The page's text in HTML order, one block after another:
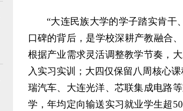
“大连民族大学的学子踏实肯干
口碑的背后，是学校深耕产教融合
根据产业需求灵活调整教学节奏，
入实习实训；大四仅保留八周核心
瑞汽车、大连光洋、芯联集成电路
学，年均定向输送实习就业学生超